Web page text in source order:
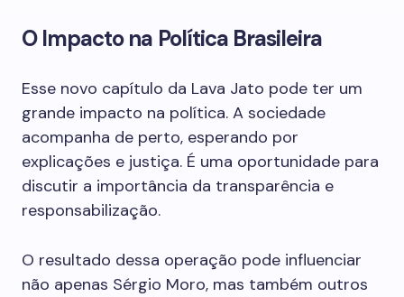
O Impacto na Política Brasileira
Esse novo capítulo da Lava Jato pode ter um
grande impacto na política. A sociedade
acompanha de perto, esperando por
explicações e justiça. É uma oportunidade para
discutir a importância da transparência e
responsabilização.
O resultado dessa operação pode influenciar
não apenas Sérgio Moro, mas também outros